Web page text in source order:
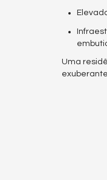
Uma